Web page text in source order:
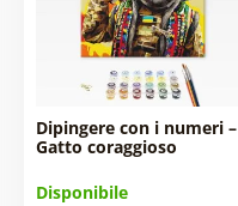
Dipingere con i numeri –
Gatto coraggioso
Disponibile